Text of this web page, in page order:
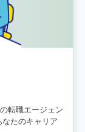
ト
転職エージェン
なたのキャリア